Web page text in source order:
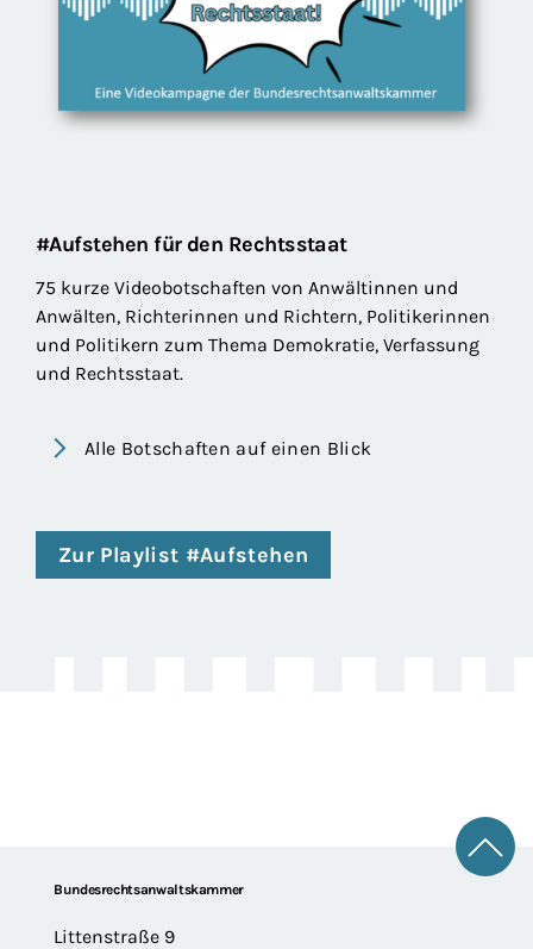
#Aufstehen für den Rechtsstaat
75 kurze Videobotschaften von Anwältinnen und
Anwälten, Richterinnen und Richtern, Politikerinnen
und Politikern zum Thema Demokratie, Verfassung
und Rechtsstaat.
Alle Botschaften auf einen Blick
Zur Playlist #Aufstehen
FooterBundesrechtsanwaltskammer
Littenstraße 9